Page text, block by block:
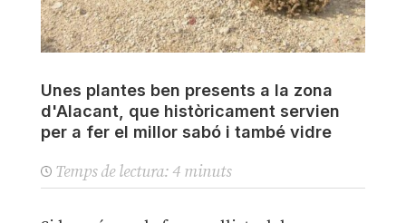
Unes plantes ben presents a la zona
d'Alacant, que històricament servien
per a fer el millor sabó i també vidre
Temps de lectura: 4 minuts